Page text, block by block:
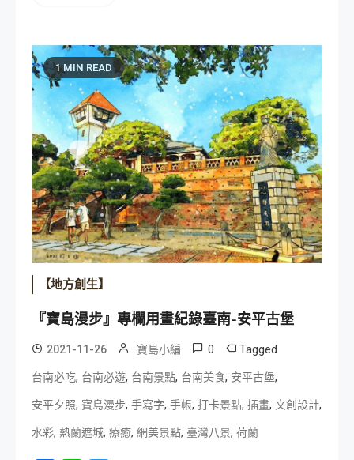
1 MIN READ
【地方創生】
『寶島漫步』專欄用畫紀錄臺南-安平古堡
2021-11-26 寶島小編 0 Tagged
台南必吃, 台南必遊, 台南景點, 台南美食, 安平古堡,
安平夕照, 寶島漫步, 手寫字, 手帳, 打卡景點, 插畫, 文創設計,
水彩, 熱蘭遮城, 療癒, 網美景點, 臺灣八景, 荷蘭